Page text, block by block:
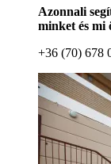
Azonnali
minket és mi
+36 (70) 678